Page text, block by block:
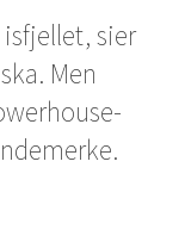
isfjellet, sier
Men